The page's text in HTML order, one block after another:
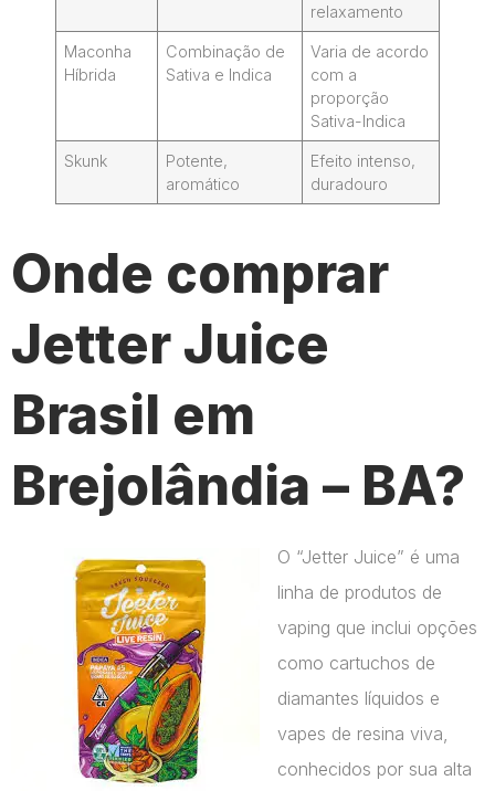
relaxamento
Maconha
Híbrida
Combinação de
Sativa e Indica
Varia de acordo
com a
proporção
Sativa-Indica
Skunk
Potente,
aromático
Efeito intenso,
duradouro
Onde comprar
Jetter Juice
Brasil em
Brejolândia – BA?
O “Jetter Juice” é uma
linha de produtos de
vaping que inclui opções
como cartuchos de
diamantes líquidos e
vapes de resina viva,
conhecidos por sua alta